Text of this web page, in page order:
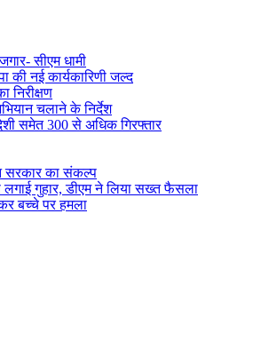
सीएम धामी
की नई कार्यकारिणी जल्द
निरीक्षण
चलाने के निर्देश
समेत 300 से अधिक गिरफ्तार
सरकार का संकल्प
गुहार, डीएम ने लिया सख्त फैसला
बच्चे पर हमला